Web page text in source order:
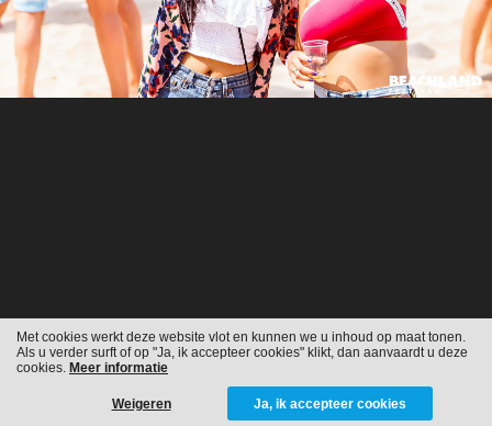
Met cookies werkt deze website vlot en kunnen we u inhoud op maat tonen.
Als u verder surft of op "Ja, ik accepteer cookies" klikt, dan aanvaardt u deze
cookies. Meer informatie
Weigeren Ja, ik accepteer cookies